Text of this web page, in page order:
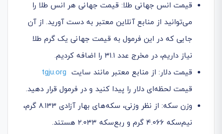
قیمت انس جهانی طلا: قیمت جهانی هر انس طلا را
می‌توانید از منابع آنلاین معتبر به دست آورید. از آن
جایی که در این فرمول به قیمت جهانی یک گرم طلا
نیاز داریم، در مخرج عدد ۳۱.۱ را اضافه کردیم.
قیمت دلار: از منابع معتبر مانند سایت tgju.org
قیمت لحظه‌ای دلار را پیدا کنید و در فرمول قرار دهید.
وزن سکه: از نظر وزنی، سکه‌های بهار آزادی ۸.۱۳۳ گرم،
نیم‌سکه ۴.۰۶۶ گرم و ربع‌سکه ۲.۰۳۳ هستند.